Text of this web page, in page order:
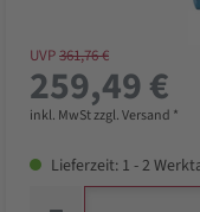
UVP361,76 €
259,49 €
inkl. MwSt zzgl. Versand *
Lieferzeit: 1 - 2